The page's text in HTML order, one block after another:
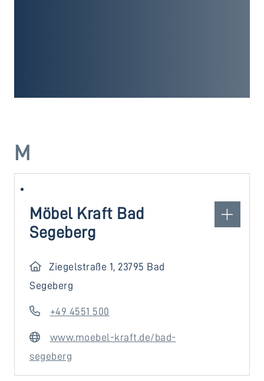
M
Möbel Kraft Bad
Segeberg
Ziegelstraße 1, 23795 Bad
Segeberg
+49 4551 500
www.moebel-kraft.de/bad-
segeberg